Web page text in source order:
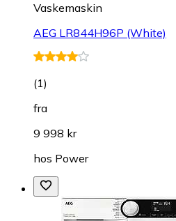
Vaskemaskin
AEG LR844H96P (White)
(1)
fra
9 998 kr
hos Power